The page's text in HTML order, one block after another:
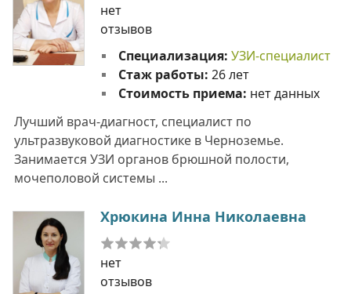
нет
отзывов
Специализация: УЗИ-специалист
Стаж работы: 26 лет
Стоимость приема: нет данных
Лучший врач-диагност, специалист по
ультразвуковой диагностике в Черноземье.
Занимается УЗИ органов брюшной полости,
мочеполовой системы ...
Хрюкина Инна Николаевна
нет
отзывов